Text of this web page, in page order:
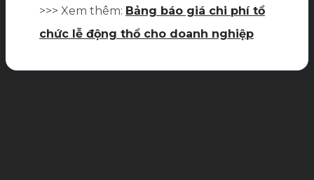
>>> Xem thêm: Bảng báo giá chi phí tổ
chức lễ động thổ cho doanh nghiệp